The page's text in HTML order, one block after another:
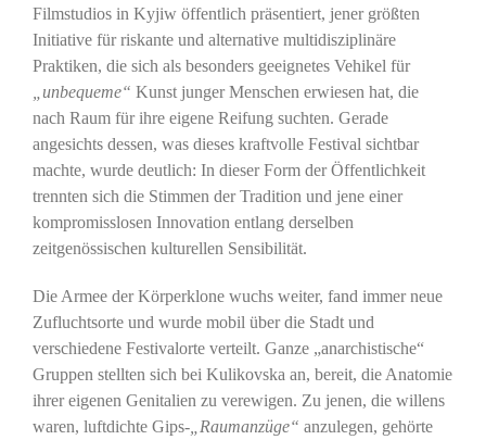
Filmstudios in Kyjiw öffentlich präsentiert, jener größten
Initiative für riskante und alternative multidisziplinäre
Praktiken, die sich als besonders geeignetes Vehikel für
„unbequeme“ Kunst junger Menschen erwiesen hat, die
nach Raum für ihre eigene Reifung suchten. Gerade
angesichts dessen, was dieses kraftvolle Festival sichtbar
machte, wurde deutlich: In dieser Form der Öffentlichkeit
trennten sich die Stimmen der Tradition und jene einer
kompromisslosen Innovation entlang derselben
zeitgenössischen kulturellen Sensibilität.
Die Armee der Körperklone wuchs weiter, fand immer neue
Zufluchtsorte und wurde mobil über die Stadt und
verschiedene Festivalorte verteilt. Ganze „anarchistische“
Gruppen stellten sich bei Kulikovska an, bereit, die Anatomie
ihrer eigenen Genitalien zu verewigen. Zu jenen, die willens
waren, luftdichte Gips-„Raumanzüge“ anzulegen, gehörte